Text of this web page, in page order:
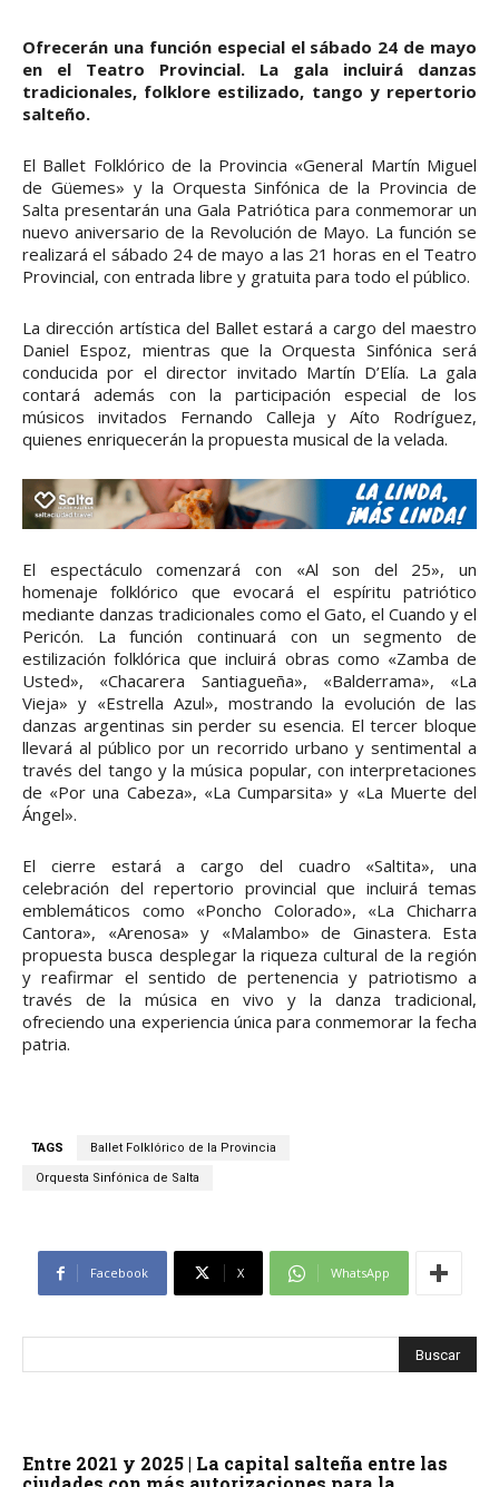
Ofrecerán una función especial el sábado 24 de mayo
en el Teatro Provincial. La gala incluirá danzas
tradicionales, folklore estilizado, tango y repertorio
salteño.
El Ballet Folklórico de la Provincia «General Martín Miguel
de Güemes» y la Orquesta Sinfónica de la Provincia de
Salta presentarán una Gala Patriótica para conmemorar un
nuevo aniversario de la Revolución de Mayo. La función se
realizará el sábado 24 de mayo a las 21 horas en el Teatro
Provincial, con entrada libre y gratuita para todo el público.
La dirección artística del Ballet estará a cargo del maestro
Daniel Espoz, mientras que la Orquesta Sinfónica será
conducida por el director invitado Martín D’Elía. La gala
contará además con la participación especial de los
músicos invitados Fernando Calleja y Aíto Rodríguez,
quienes enriquecerán la propuesta musical de la velada.
El espectáculo comenzará con «Al son del 25», un
homenaje folklórico que evocará el espíritu patriótico
mediante danzas tradicionales como el Gato, el Cuando y el
Pericón. La función continuará con un segmento de
estilización folklórica que incluirá obras como «Zamba de
Usted», «Chacarera Santiagueña», «Balderrama», «La
Vieja» y «Estrella Azul», mostrando la evolución de las
danzas argentinas sin perder su esencia. El tercer bloque
llevará al público por un recorrido urbano y sentimental a
través del tango y la música popular, con interpretaciones
de «Por una Cabeza», «La Cumparsita» y «La Muerte del
Ángel».
El cierre estará a cargo del cuadro «Saltita», una
celebración del repertorio provincial que incluirá temas
emblemáticos como «Poncho Colorado», «La Chicharra
Cantora», «Arenosa» y «Malambo» de Ginastera. Esta
propuesta busca desplegar la riqueza cultural de la región
y reafirmar el sentido de pertenencia y patriotismo a
través de la música en vivo y la danza tradicional,
ofreciendo una experiencia única para conmemorar la fecha
patria.
TAGS Ballet Folklórico de la Provincia
Orquesta Sinfónica de Salta
Facebook X WhatsApp
Entre 2021 y 2025 | La capital salteña entre las